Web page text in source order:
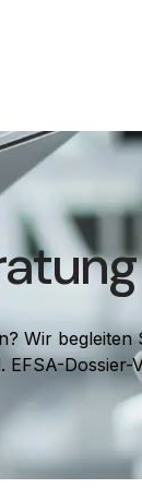
Wir
EFSA-Dossier-